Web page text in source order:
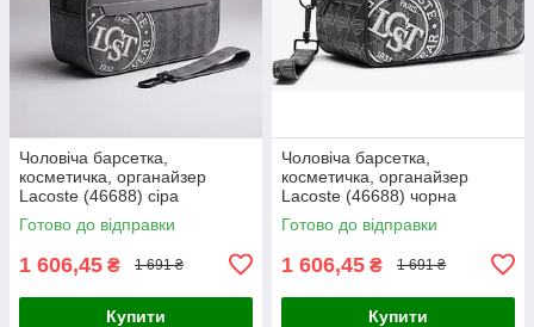
Чоловіча барсетка,
косметичка, органайзер
Lacoste (46688) сіра
Готово до відправки
1 606,45 ₴ 1 691 ₴
Купити
Чоловіча барсетка,
косметичка, органайзер
Lacoste (46688) чорна
Готово до відправки
1 606,45 ₴ 1 691 ₴
Купити